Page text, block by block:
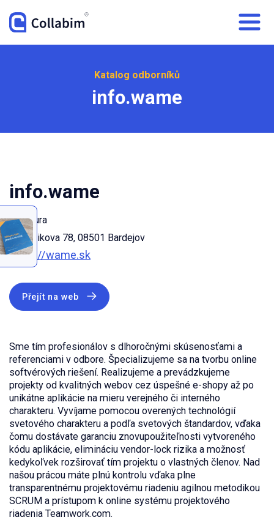
Katalog odborníků
info.wame
info.wame
Agentura
Štefánikova 78, 08501 Bardejov
https://wame.sk
Přejít na web
Sme tím profesionálov s dlhoročnými skúsenosťami a
referenciami v odbore. Špecializujeme sa na tvorbu online
softvérových riešení. Realizujeme a prevádzkujeme
projekty od kvalitných webov cez úspešné e-shopy až po
unikátne aplikácie na mieru verejného či interného
charakteru. Vyvíjame pomocou overených technológií
svetového charakteru a podľa svetových štandardov, vďaka
čomu dostávate garanciu znovupoužiteľnosti vytvoreného
kódu aplikácie, elimináciu vendor-lock rizika a možnosť
kedykoľvek rozširovať tím projektu o vlastných členov. Nad
našou prácou máte plnú kontrolu vďaka plne
transparentnému projektovému riadeniu agilnou metodikou
SCRUM a prístupom k online systému projektového
riadenia Teamwork.com.